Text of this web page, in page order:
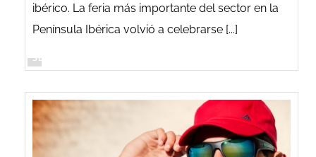
ibérico. La feria más importante del sector en la
Península Ibérica volvió a celebrarse [...]
SEGUIR LEYENDO